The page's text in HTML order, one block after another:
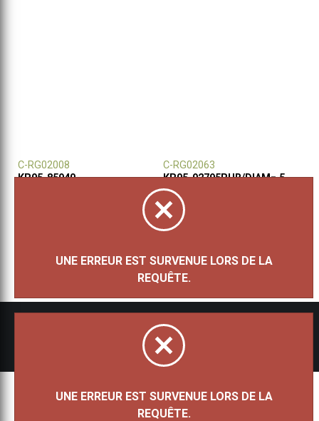
C-RG02008
KR05-85940
C-RG02063
KR05-92795RUB/DIAM=.5
OB
529 $
Tous droits réservés 2026 - Bijouterie Besner
UNE ERREUR EST SURVENUE LORS DE LA
REQUÊTE.
UNE ERREUR EST SURVENUE LORS DE LA
REQUÊTE.